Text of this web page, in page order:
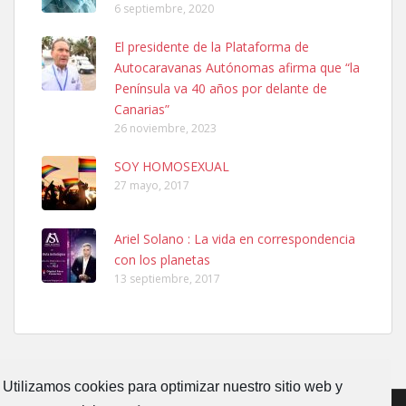
Utilizamos cookies para optimizar nuestro sitio web y
SHIBA PERDIDO AVDA JOSE MESA Y LOPEZ
PERRO MACHO RAZA SHIBA CON MICROCHIP PERDIDO HOY
06/07/2025 ZONA MESA Y LOPEZ. ES MUY ASUSTADIZO
Leales.org » Gran Canaria
6.7.2025
Ninfa perdida
El día 5 se los perdió una ninfa papillera, asustada tiene miedo a la
calle, se perdió por la zon...
6 septiembre, 2020
El presidente de la Plataforma de
Autocaravanas Autónomas afirma que “la
Península va 40 años por delante de
Canarias”
26 noviembre, 2023
SOY HOMOSEXUAL
27 mayo, 2017
Ariel Solano : La vida en correspondencia
con los planetas
13 septiembre, 2017